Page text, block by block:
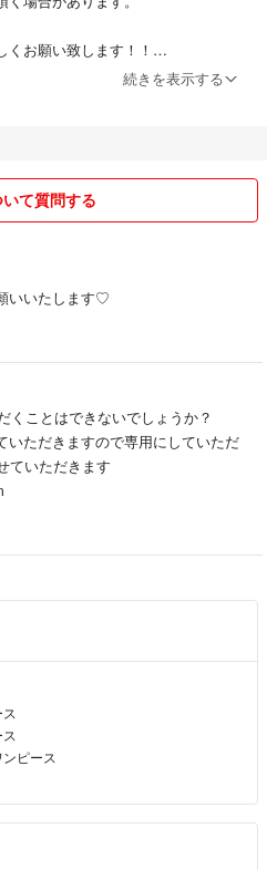
ろしくお願い致します。
お願い致します！！
続きを表示する
て質問する
いいたします♡
くことはできないでしょうか？
いただきますので専用にしていただ
ていただきます
ピース